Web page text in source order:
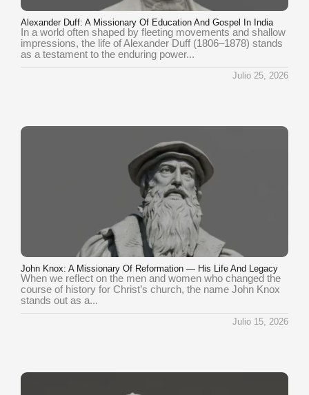
Alexander Duff: A Missionary Of Education And Gospel In India
In a world often shaped by fleeting movements and shallow
impressions, the life of Alexander Duff (1806–1878) stands
as a testament to the enduring power...
Julio 25, 2026
John Knox: A Missionary Of Reformation — His Life And Legacy
When we reflect on the men and women who changed the
course of history for Christ’s church, the name John Knox
stands out as a...
Julio 15, 2026